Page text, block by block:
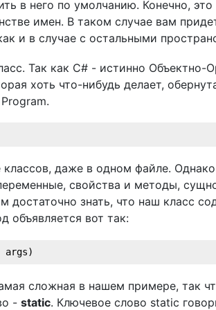
в него по умолчанию. Конечно,
имен. В таком случае вам
и в случае с остальными
Так как C# - истинно Объектно-
хоть что-нибудь делает,
даже в одном файле.
свойства и методы,
достаточно знать, что наш класс
объявляется вот так:
args)
сложная в нашем примере, так
- static. Ключевое слово static